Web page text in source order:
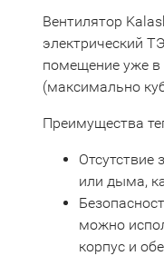
Вентилятор
электрический
помещение уже в
(максимально
Преимущества
Отсутствие
или дыма,
можно
корпус и